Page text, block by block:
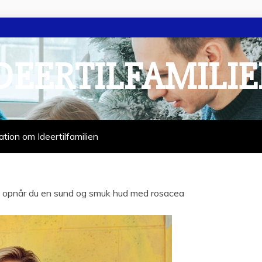
om Ideertilfamilien
du en sund og smuk hud med rosacea